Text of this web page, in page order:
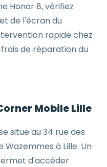
Honor 8, vérifiez
de l'écran du
rapide chez
de réparation du
Mobile Lille
situe au 34 rue des
Wazemmes à Lille. Un
d'accéder